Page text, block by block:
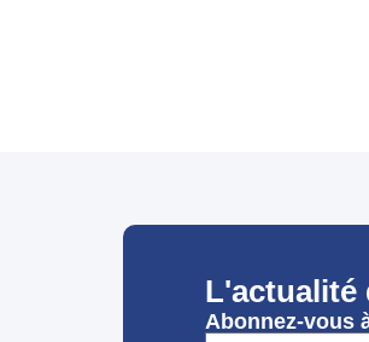
L'actualité
Abonnez-vous